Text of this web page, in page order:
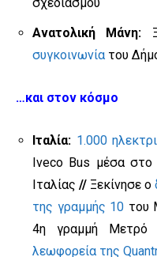
Ανατολική Μάνη:
συγκοινωνία του
…και στον κόσμο
Ιταλία: 1.000
Iveco Bus μέσα στο
Ιταλίας // Ξεκίνησε ο
της γραμμής 10 του
4η γραμμή Μετρό
λεωφορεία της